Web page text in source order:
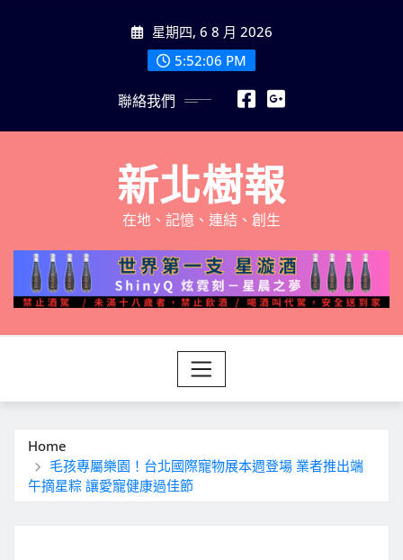
星期四, 6 8 月 2026
5:52:07 PM
聯絡我們
新北樹報
在地、記憶、連結、創生
Home
毛孩專屬樂園！台北國際寵物展本週登場 業者推出端
午摘星粽 讓愛寵健康過佳節